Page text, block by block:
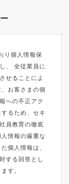
り個人情報保
、 全従業員に
せることによ
お客さまの個
への不正アク
るため、セキ
員教育の徹底
情報の厳重な
個人情報は、
する回答とし
す。